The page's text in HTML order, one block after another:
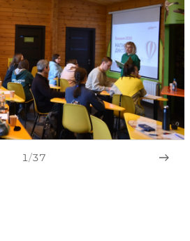
1/37